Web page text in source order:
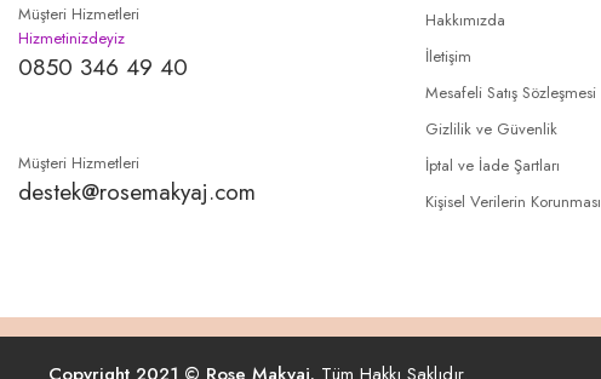
Müşteri Hizmetleri
Hizmetinizdeyiz
0850 346 49 40
Müşteri Hizmetleri
destek@rosemakyaj.com
Hakkımızda
İletişim
Mesafeli Satış Sözleşmesi
Gizlilik ve Güvenlik
İptal ve İade Şartları
Kişisel Verilerin Korunması